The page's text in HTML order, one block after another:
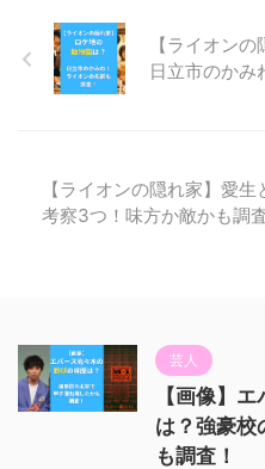
【ライオン
日立市のかみ
【ライオンの隠れ家】愛生
考察3つ！味方か敵かも調
芸人
【画像】
は？強豪校
も調査！